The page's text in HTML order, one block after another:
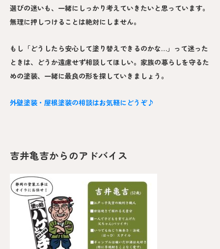
選びの迷いも、一緒にしっかり考えていきたいと思っています。
無理に押しつけることは絶対にしません。
もし「どうしたら安心して塗り替えできるのかな…」って迷った
ときは、どうか遠慮せず相談してほしい。家族の暮らしを守るた
めの塗装、一緒に最良の形を探していきましょう。
外壁塗装・屋根塗装の相談はお気軽にどうぞ♪
吉井亀吉からのアドバイス